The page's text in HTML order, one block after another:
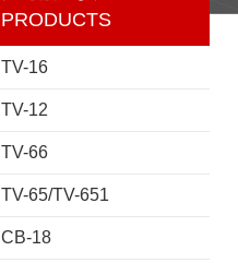
PRODUCTS
TV-16
TV-12
TV-66
TV-65/TV-651
CB-18